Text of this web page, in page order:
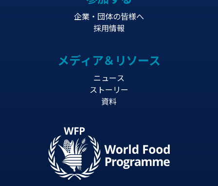
企業・団体の皆様へ
採用情報
メディア＆リソース
ニュース
ストーリー
資料